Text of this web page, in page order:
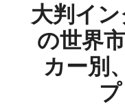
大判イ
の世界
カー別